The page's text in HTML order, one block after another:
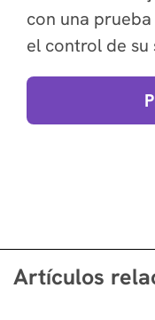
con una
el control de su
Artículos